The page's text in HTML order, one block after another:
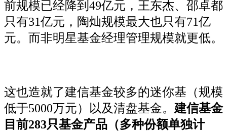
前规模已经降到49亿元，王东杰、邵卓都
只有31亿元，陶灿规模最大也只有71亿
元。而非明星基金经理管理规模就更低。
这也造就了建信基金较多的迷你基（规模
低于5000万元）以及清盘基金。 建信基金
目前283只基金产品（多种份额单独计